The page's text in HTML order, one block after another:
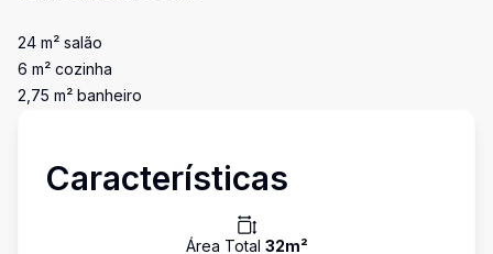
24 m² salão
6 m² cozinha
2,75 m² banheiro
Características
Área Total 32m²